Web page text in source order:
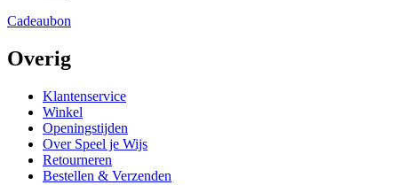
Cadeaubon
Overig
Klantenservice
Winkel
Openingstijden
Over Speel je Wijs
Retourneren
Bestellen & Verzenden